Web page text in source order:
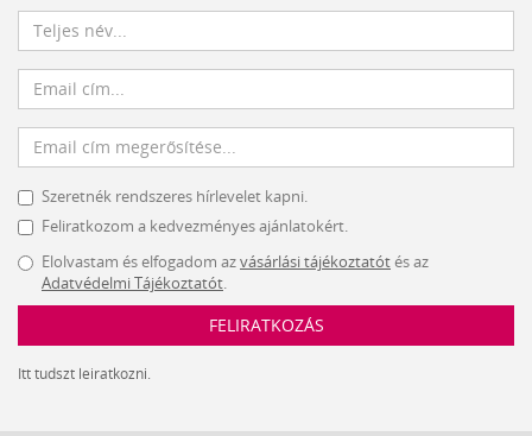
Szeretnék rendszeres hírlevelet kapni.
Feliratkozom a kedvezményes ajánlatokért.
Elolvastam és elfogadom azvásárlási tájékoztatótés az
Adatvédelmi Tájékoztatót.
FELIRATKOZÁS
Itt tudszt leiratkozni.